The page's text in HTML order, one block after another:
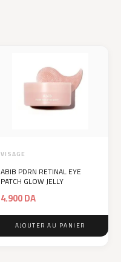
VISAGE
ABIB PDRN RETINAL EYE
PATCH GLOW JELLY
4.900DA
AJOUTER AU PANIER